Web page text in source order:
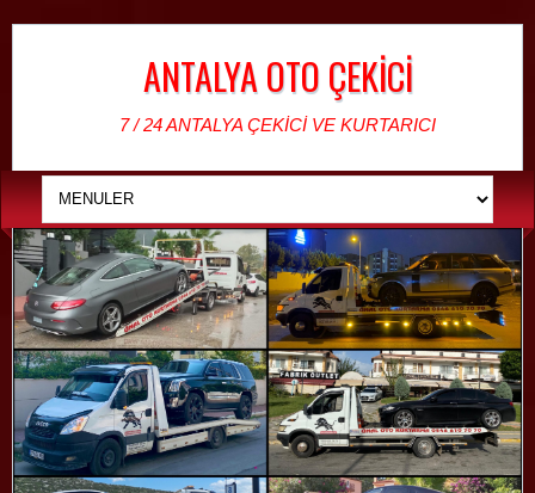
ANTALYA OTO ÇEKİCİ
7 / 24 ANTALYA ÇEKİCİ VE KURTARICI